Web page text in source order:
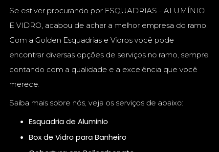
Se estiver procurando por ESQUADRIAS - ALUMÍNIO
E VIDRO, acabou de achar a melhor empresa do ramo.
Com a Golden Esquadrias e Vidros você pode
encontrar diversas opções de serviços no ramo, sempre
contando com a qualidade e a excelência que você
merece.
Saiba mais sobre nós, veja os serviços de abaixo:
Esquadria de Aluminio
Box de Vidro para Banheiro